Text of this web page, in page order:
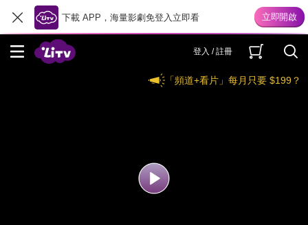
下載 APP，海量影劇免登入立即看
登入 / 註冊
「頻道+看片」每月只要 $199？